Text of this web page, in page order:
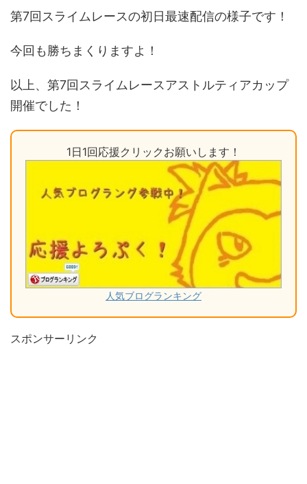
第7回スライムレースの初日最速配信の様子です！
今回も勝ちまくりますよ！
以上、第7回スライムレースアストルティアカップ
開催でした！
1日1回応援クリックお願いします！
人気ブログランキング
スポンサーリンク